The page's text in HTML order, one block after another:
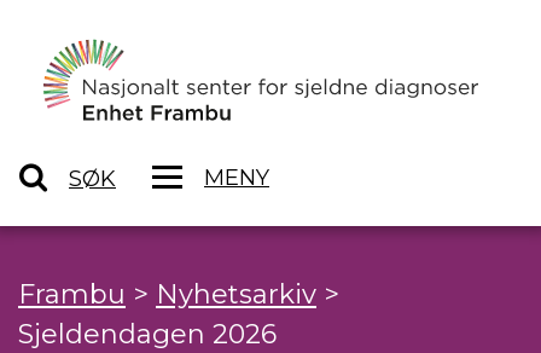
SØK MENY
Frambu > Nyhetsarkiv >
Sjeldendagen 2026